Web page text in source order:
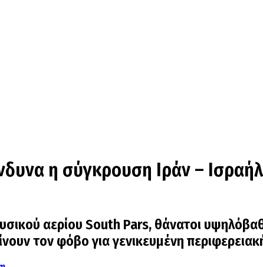
η σύγκρουση Ιράν –
αερίου South Pars, θάνατοι
τον φόβο για γενικευμένη